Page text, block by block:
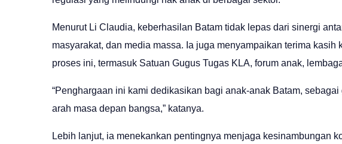
Menurut Li Claudia, keberhasilan Batam tidak lepas dari sinergi
masyarakat, dan media massa. Ia juga menyampaikan terima
proses ini, termasuk Satuan Gugus Tugas KLA, forum anak,
“Penghargaan ini kami dedikasikan bagi anak-anak Batam,
arah masa depan bangsa,” katanya.
Lebih lanjut, ia menekankan pentingnya menjaga kesinambungan